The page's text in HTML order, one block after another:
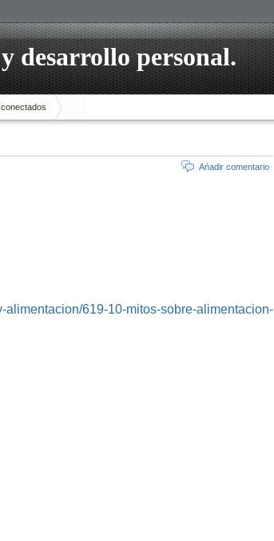
desarrollo personal.
Ańadir comentario
alimentacion/619-10-mitos-sobre-alimentacion-